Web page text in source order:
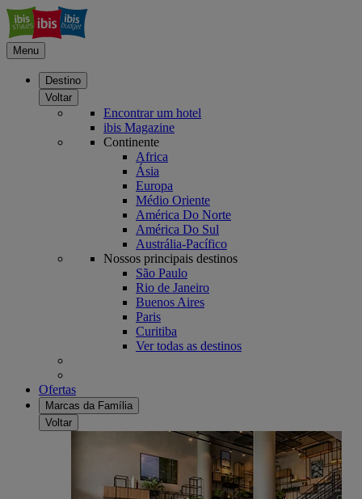
Menu
Destino
Voltar
Encontrar um hotel
ibis Magazine
Continente
Africa
Ásia
Europa
Médio Oriente
América Do Norte
América Do Sul
Austrália-Pacífico
Nossos principais destinos
São Paulo
Rio de Janeiro
Buenos Aires
Paris
Curitiba
Ver todas as destinos
Ofertas
Marcas da Família
Voltar